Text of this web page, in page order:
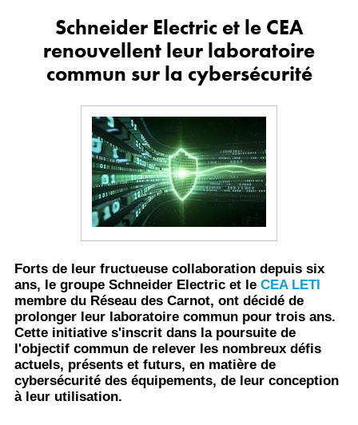
Schneider Electric et le CEA
renouvellent leur laboratoire
commun sur la cybersécurité
Forts de leur fructueuse collaboration depuis six
ans, le groupe Schneider Electric et le CEA LETI
membre du Réseau des Carnot, ont décidé de
prolonger leur laboratoire commun pour trois ans.
Cette initiative s'inscrit dans la poursuite de
l'objectif commun de relever les nombreux défis
actuels, présents et futurs, en matière de
cybersécurité des équipements, de leur conception
à leur utilisation.